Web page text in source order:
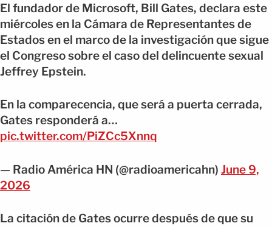
El fundador de Microsoft, Bill Gates, declara este
miércoles en la Cámara de Representantes de
Estados en el marco de la investigación que sigue
el Congreso sobre el caso del delincuente sexual
Jeffrey Epstein.
En la comparecencia, que será a puerta cerrada,
Gates responderá a…
pic.twitter.com/PiZCc5Xnnq
— Radio América HN (@radioamericahn) June 9,
2026
La citación de Gates ocurre después de que su